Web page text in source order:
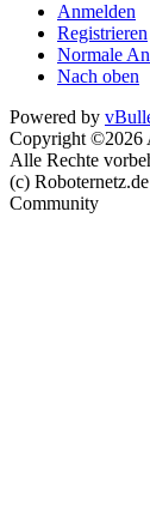
Anmelden
Registrieren
Normale
Nach oben
Powered by
Copyright ©2026
Alle Rechte
(c)
Community